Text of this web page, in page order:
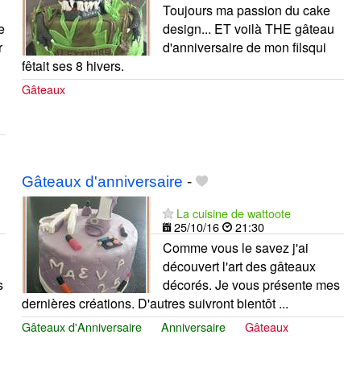
Toujours ma passion du cake
design... ET voilà THE gâteau
d'anniversaire de mon filsqui
fêtait ses 8 hivers.
Gâteaux
Gâteaux d'anniversaire -
La cuisine de wattoote
25/10/16
21:30
Comme vous le savez j'ai
découvert l'art des gâteaux
décorés. Je vous présente mes
dernières créations. D'autres suivront bientôt ...
Gâteaux d'Anniversaire Anniversaire Gâteaux